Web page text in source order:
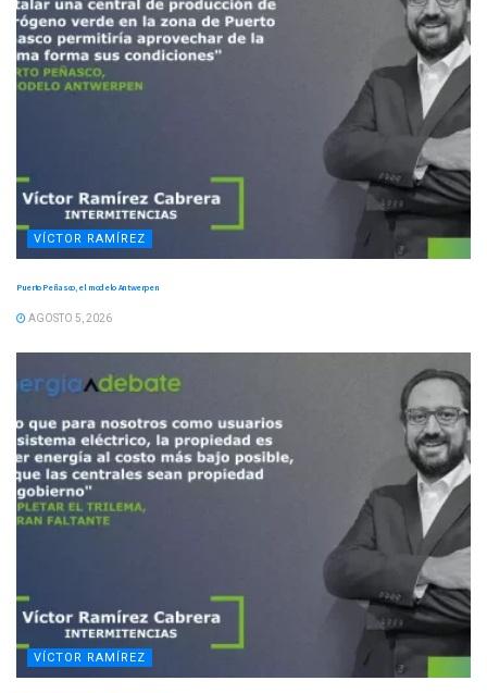
VÍCTOR RAMÍREZ
Puerto Peñasco, el modelo Antwerpen
AGOSTO 5, 2026
VÍCTOR RAMÍREZ